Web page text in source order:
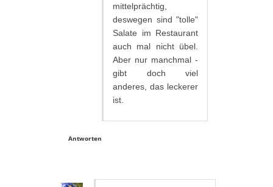
mittelprächtig,
deswegen sind "tolle"
Salate im Restaurant
auch mal nicht übel.
Aber nur manchmal -
gibt doch viel
anderes, das leckerer
ist.
Antworten